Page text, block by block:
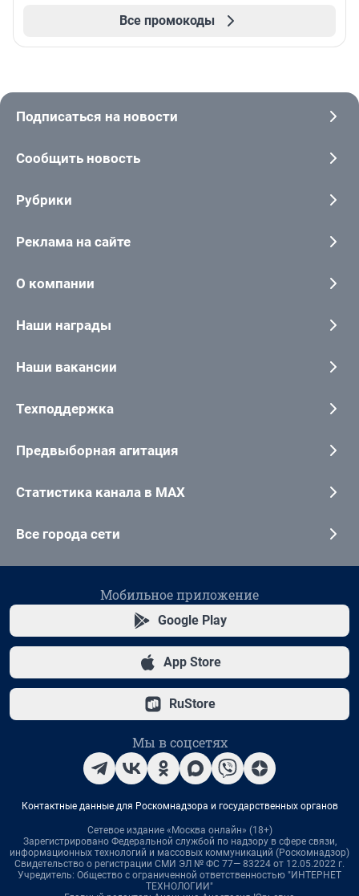
Все промокоды
Подписаться на новости
Сообщить новость
Рубрики
Реклама на сайте
О компании
Наши награды
Наши вакансии
Техподдержка
Предвыборная агитация
Статистика канала в MAX
Все города сети
Мобильное приложение
Google Play
App Store
RuStore
Мы в соцсетях
Контактные данные для Роскомнадзора и государственных органов
Сетевое издание «Москва онлайн» (18+)
Зарегистрировано Федеральной службой по надзору в сфере связи,
информационных технологий и массовых коммуникаций (Роскомнадзор)
Свидетельство о регистрации СМИ ЭЛ № ФС 77— 83224 от 12.05.2022 г.
Учредитель: Общество с ограниченной ответственностью "ИНТЕРНЕТ
ТЕХНОЛОГИИ"